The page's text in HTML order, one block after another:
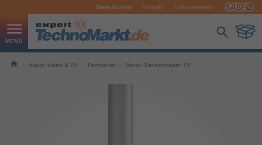
Mein Konto Kontakt Unternehmen
Audio,Video & TV Fernseher Wand- Deckenhalter TV